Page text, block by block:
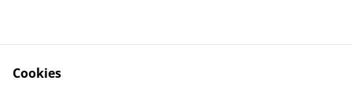
Cookies